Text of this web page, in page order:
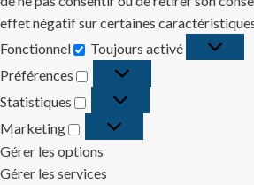
effet négatif sur certaines
Fonctionnel
Fonctionnel
Toujours activé
Préférences
Préférences
Statistiques
Statistiques
Marketing
Marketing
Gérer les options
Gérer les services